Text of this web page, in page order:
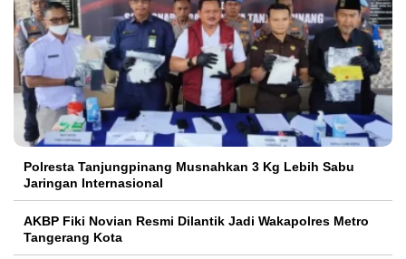
Polresta Tanjungpinang Musnahkan 3 Kg Lebih Sabu
Jaringan Internasional
AKBP Fiki Novian Resmi Dilantik Jadi Wakapolres Metro
Tangerang Kota